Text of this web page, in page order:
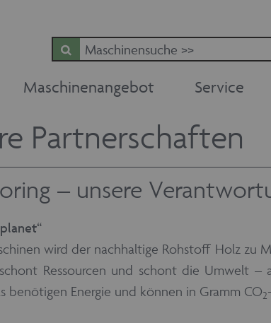
Maschinenangebot Service
Partnerschaften
– unsere
wird der nachhaltige Rohstoff Holz zu
Ressourcen und schont die Umwelt –
benötigen Energie und können in Gramm CO2